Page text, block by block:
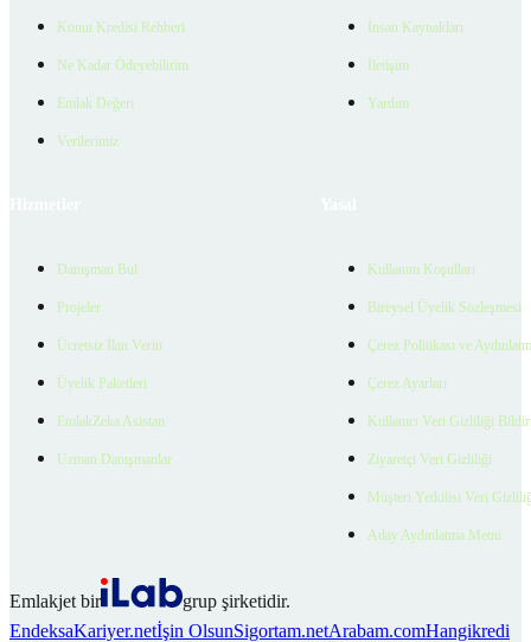
Konut Kredisi Rehberi
Ne Kadar Ödeyebilirim
Emlak Değeri
Verilerimiz
İnsan Kaynakları
İletişim
Yardım
Danışman Bul
Projeler
Ücretsiz İlan Verin
Üyelik Paketleri
EmlakZeka Asistan
Uzman Danışmanlar
Kullanım Koşulları
Bireysel Üyelik Sözleşmesi
Çerez Politikası ve
Çerez Ayarları
Kullanıcı Veri Gizliliği
Ziyaretçi Veri Gizliliği
Müşteri Yetkilisi Veri
Aday Aydınlatma Metni
Emlakjet bir
grup şirketidir.
EndeksaKariyer.netİşin OlsunSigortam.netArabam.comHangikredi